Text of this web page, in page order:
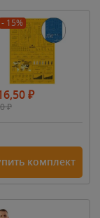
- 15%
₽
₽
комплект